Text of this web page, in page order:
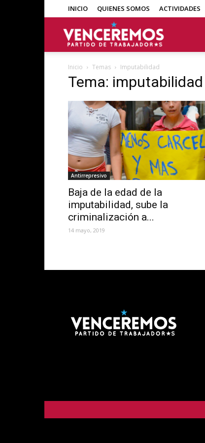
INICIO QUIENES SOMOS ACTIVIDADES
Inicio Temas Imputabilidad
Tema: imputabilidad
Antirrepresivo
Baja de la edad de la
imputabilidad, sube la
criminalización a...
14 mayo, 2019